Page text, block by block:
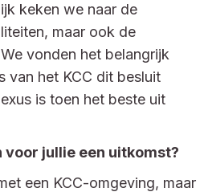
keken we naar de
maar ook de
vonden het belangrijk
van het KCC dit besluit
is toen het beste uit
voor jullie een uitkomst?
een KCC-omgeving, maar